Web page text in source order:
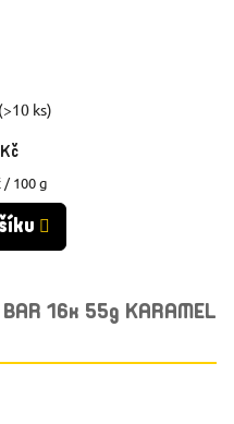
(>10 ks)
/ 100 g
16x 55g KARAMEL